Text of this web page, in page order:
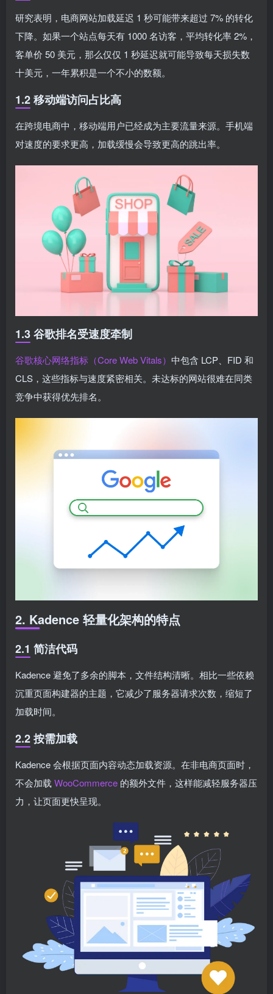
研究表明，电商网站加载延迟 1 秒可能带来超过 7% 的转化
下降。如果一个站点每天有 1000 名访客，平均转化率 2%，
客单价 50 美元，那么仅仅 1 秒延迟就可能导致每天损失数
十美元，一年累积是一个不小的数额。
1.2 移动端访问占比高
在跨境电商中，移动端用户已经成为主要流量来源。手机端
对速度的要求更高，加载缓慢会导致更高的跳出率。
1.3 谷歌排名受速度牵制
谷歌核心网络指标（Core Web Vitals） 中包含 LCP、FID 和
CLS，这些指标与速度紧密相关。未达标的网站很难在同类
竞争中获得优先排名。
2. Kadence 轻量化架构的特点
2.1 简洁代码
Kadence 避免了多余的脚本，文件结构清晰。相比一些依赖
沉重页面构建器的主题，它减少了服务器请求次数，缩短了
加载时间。
2.2 按需加载
Kadence 会根据页面内容动态加载资源。在非电商页面时，
不会加载 WooCommerce 的额外文件，这样能减轻服务器压
力，让页面更快呈现。